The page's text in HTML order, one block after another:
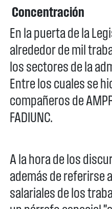
Concentración
En la puerta de la
alrededor de mil
los sectores de la
Entre los cuales se
compañeros de
FADIUNC.
A la hora de los
además de referirse
salariales de los